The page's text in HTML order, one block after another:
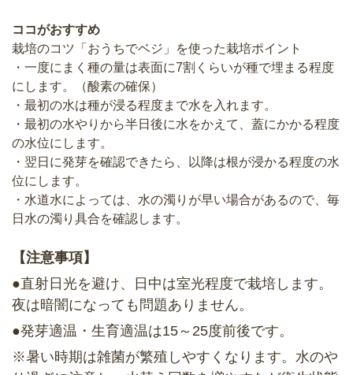
ココがおすすめ
栽培のコツ「おうちでベジ」を使った栽培ポイント
・一度にまく種の量は表面に7割くらいが種で埋まる程度
にします。（酸素の確保）
・最初の水は種が浸る程度まで水を入れます。
・最初の水やりから半日後に水をかえて、蓋にかかる程度
の水位にします。
・翌日に発芽を確認できたら、以降は根が浸かる程度の水
位にします。
・水道水によっては、水の濁りが早い場合があるので、毎
日水の濁り具合を確認します。
【注意事項】
●直射日光を避け、日中は室光程度で栽培します。
夜は暗闇になっても問題ありません。
●発芽適温・生育適温は15～25度前後です。
※暑い時期は雑菌が繁殖しやすくなります。水のや